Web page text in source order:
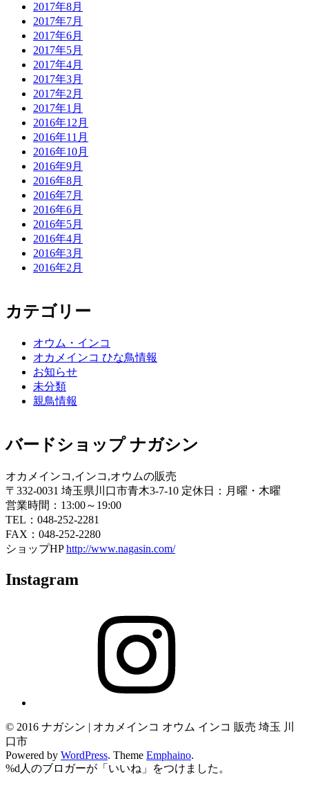
2017年8月
2017年7月
2017年6月
2017年5月
2017年4月
2017年3月
2017年2月
2017年1月
2016年12月
2016年11月
2016年10月
2016年9月
2016年8月
2016年7月
2016年6月
2016年5月
2016年4月
2016年3月
2016年2月
カテゴリー
オウム・インコ
オカメインコ ひな鳥情報
お知らせ
未分類
親鳥情報
バードショップ ナガシン
オカメインコ,インコ,オウムの販売
〒332-0031 埼玉県川口市青木3-7-10 定休日：月曜・木曜
営業時間：13:00～19:00
TEL：048-252-2281
FAX：048-252-2280
ショップHPhttp://www.nagasin.com/
Instagram
© 2016 ナガシン | オカメインコ オウム インコ 販売 埼玉 川
口市
Powered by WordPress. Theme Emphaino.
%d 人のブロガーが「いいね」をつけました。